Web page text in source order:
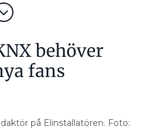
behöver
fans
på Elinstallatören. Foto: